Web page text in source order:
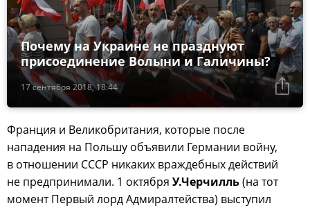
17 сентября 2018, 18:44
Почему на Украине не празднуют
присоединение Волыни и Галичины?
Франция и Великобритания, которые после
нападения на Польшу объявили Германии войну,
в отношении СССР никаких враждебных действий
не предпринимали. 1 октября У.Черчилль(на тот
момент Первый лорд Адмиралтейства) выступил